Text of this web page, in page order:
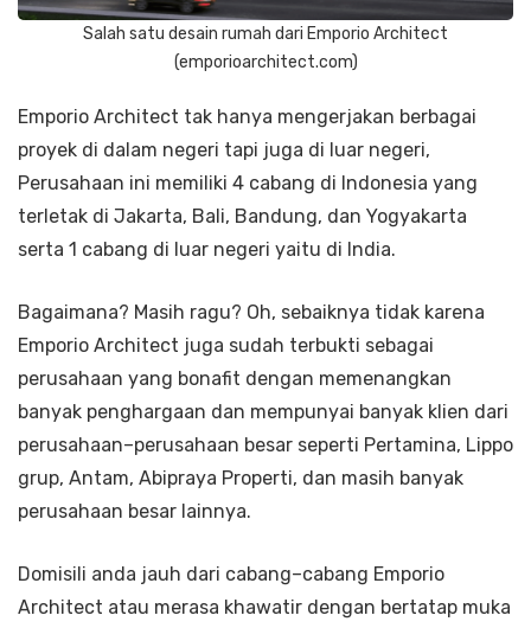
Salah satu desain rumah dari Emporio Architect
(emporioarchitect.com)
Emporio Architect tak hanya mengerjakan berbagai
proyek di dalam negeri tapi juga di luar negeri,
Perusahaan ini memiliki 4 cabang di Indonesia yang
terletak di Jakarta, Bali, Bandung, dan Yogyakarta
serta 1 cabang di luar negeri yaitu di India.
Bagaimana? Masih ragu? Oh, sebaiknya tidak karena
Emporio Architect juga sudah terbukti sebagai
perusahaan yang bonafit dengan memenangkan
banyak penghargaan dan mempunyai banyak klien dari
perusahaan–perusahaan besar seperti Pertamina, Lippo
grup, Antam, Abipraya Properti, dan masih banyak
perusahaan besar lainnya.
Domisili anda jauh dari cabang–cabang Emporio
Architect atau merasa khawatir dengan bertatap muka